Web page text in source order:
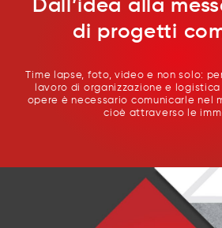
Dall’idea alla
di progetti
Time lapse, foto, video e non solo:
lavoro di organizzazione e
opere è necessario comunicarle nel
cioè attraverso le